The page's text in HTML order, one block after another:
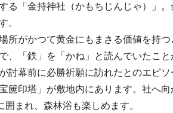
る「金持神社（かもちじんじゃ）」
。
所がかつて黄金にもまさる価値を持
、「鉄」を「かね」と読んでいたこと
討幕前に必勝祈願に訪れたとのエピ
篋印塔」が敷地内にあります。社へ
まれ、森林浴も楽しめます。